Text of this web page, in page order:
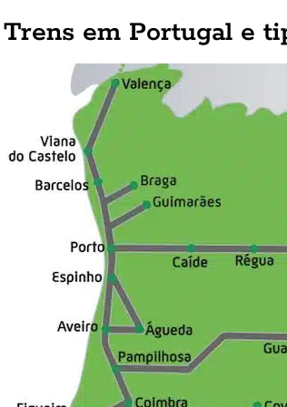
em Portugal e